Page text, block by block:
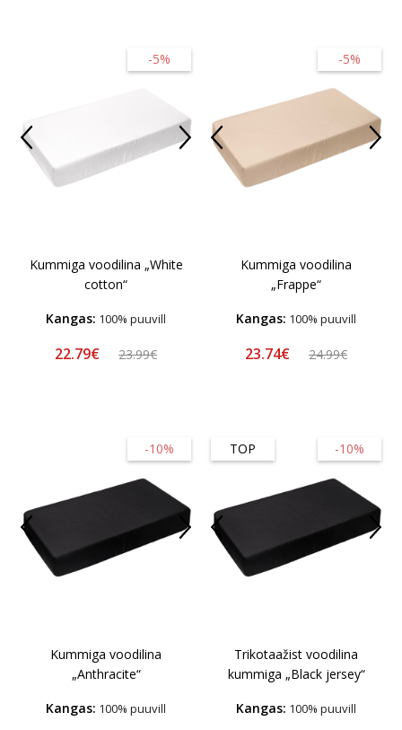
-5%
Kummiga voodilina „White
cotton“
Kangas: 100% puuvill
22.79€ 23.99€
-5%
Kummiga voodilina
„Frappe“
Kangas: 100% puuvill
23.74€ 24.99€
-10%
Kummiga voodilina
„Anthracite“
Kangas: 100% puuvill
-10%
TOP
Trikotaažist voodilina
kummiga „Black jersey“
Kangas: 100% puuvill